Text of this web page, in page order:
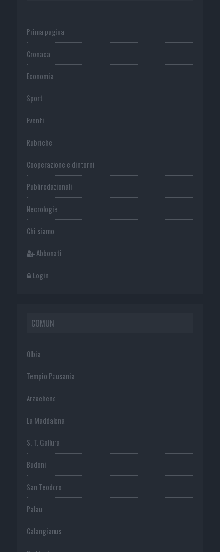
Prima pagina
Cronaca
Economia
Sport
Eventi
Rubriche
Cooperazione e dintorni
Publiredazionali
Necrologie
Chi siamo
Abbonati
Login
COMUNI
Olbia
Tempio Pausania
Arzachena
La Maddalena
S. T. Gallura
Budoni
San Teodoro
Palau
Calangianus